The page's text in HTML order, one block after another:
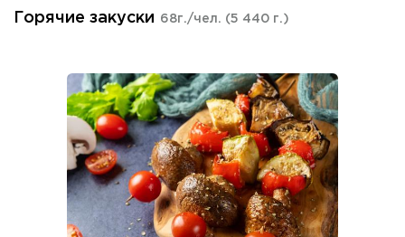
Горячие закуски 68г./чел. (5 440 г.)